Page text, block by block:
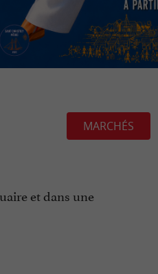
MARCHÉS
et dans une